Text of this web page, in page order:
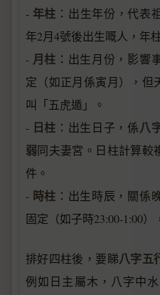
- 年柱 ：出生年份，代表
年2月4號後出生嘅人，年
- 月柱 ：出生月份，影響
定（如正月係寅月），但
叫「五虎遁」。
- 日柱 ：出生日子，係八
弱同夫妻宮。日柱計算較
件。
- 時柱 ：出生時辰，關係
固定（如子時23:00-1:00
排好四柱後，要睇八字五
例如日主屬木，八字中